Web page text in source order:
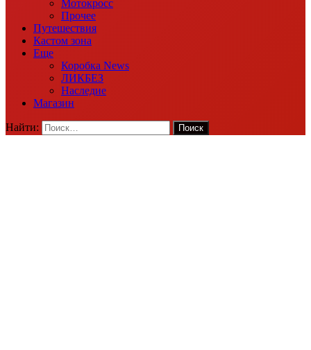
Мотокросс
Прочее
Путешествия
Кастом зона
Еще
Коробка News
ЛИКБЕЗ
Наследие
Магазин
Найти: